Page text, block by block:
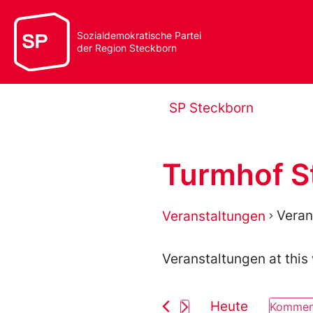
Sozialdemokratische Partei
der Region Steckborn
SP Steckborn
Turmhof
Veranstaltungen
Veranstaltungen at
Heute